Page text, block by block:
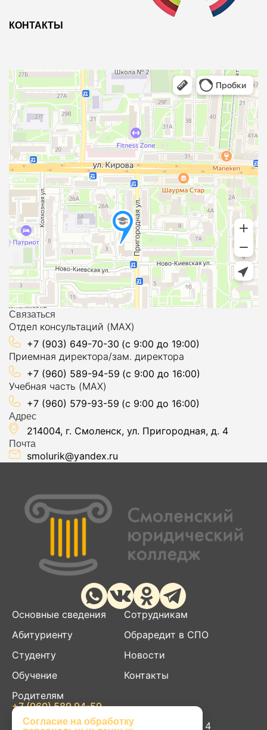
КОНТАКТЫ
Связаться
Отдел консультаций (MAX)
+7 (903) 649-70-30 (с 9:00 до 19:00)
Приемная директора/зам. директора
+7 (960) 589-94-59 (с 9:00 до 16:00)
Учебная часть (MAX)
+7 (960) 579-93-59 (с 9:00 до 16:00)
Адрес
214004, г. Смоленск, ул. Пригородная, д. 4
Почта
smolurik@yandex.ru
Основные сведения
Абитуриенту
Студенту
Обучение
Родителям
Сотрудникам
Обраредит в СПО
Новости
Контакты
+7 (960) 589 94-59
smolurik@yandex.ru
214004, г. Смоленск, ул. Пригородная д. 4
Согласие на обработку